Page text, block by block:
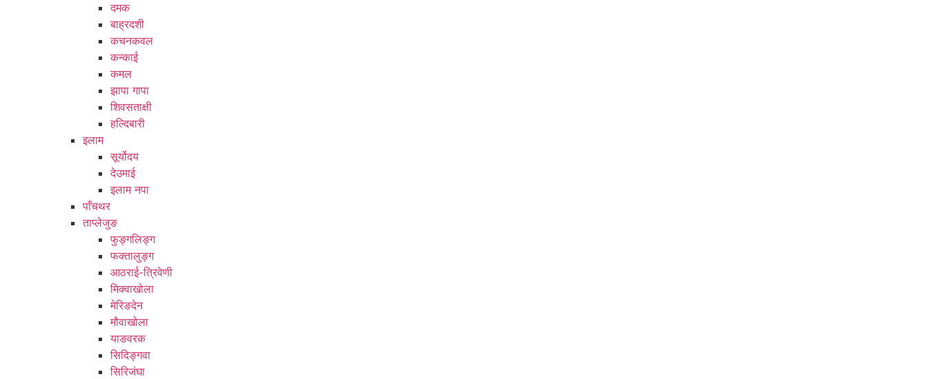
दमक
बाह्रदशी
कचनकवल
कन्काई
कमल
झापा गापा
शिवसताक्षी
हल्दिबारी
इलाम
सूर्योदय
देउमाई
इलाम नपा
पाँचथर
ताप्लेजुङ
फुङ्गलिङ्ग
फक्तालुङ्ग
आठराई-त्रिवेणी
मिक्वाखोला
मेरिङदेन
मौवाखोला
याङवरक
सिदिङ्गवा
सिरिजंघा